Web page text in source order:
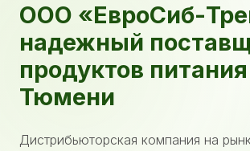
ООО «ЕвроСиб-
надежный
продуктов
Тюмени
Дистрибьюторская компания на